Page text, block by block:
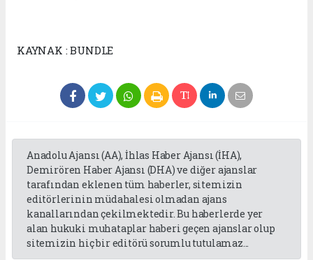
KAYNAK : BUNDLE
Anadolu Ajansı (AA), İhlas Haber Ajansı (İHA),
Demirören Haber Ajansı (DHA) ve diğer ajanslar
tarafından eklenen tüm haberler, sitemizin
editörlerinin müdahalesi olmadan ajans
kanallarından çekilmektedir. Bu haberlerde yer
alan hukuki muhataplar haberi geçen ajanslar olup
sitemizin hiç bir editörü sorumlu tutulamaz...